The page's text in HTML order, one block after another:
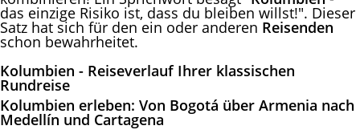
das einzige Risiko ist, dass du bleiben willst!". Dieser
Satz hat sich für den ein oder anderen Reisenden
schon bewahrheitet.
Kolumbien - Reiseverlauf Ihrer klassischen
Rundreise
Kolumbien erleben: Von Bogotá über Armenia nach
Medellín und Cartagena